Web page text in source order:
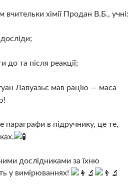
вчительки хімії Продан В.Б., учні:
до та після реакції;
Лавуазьє мав рацію — маса
в підручнику, це те,
дослідниками за їхню
у вимірюваннях!